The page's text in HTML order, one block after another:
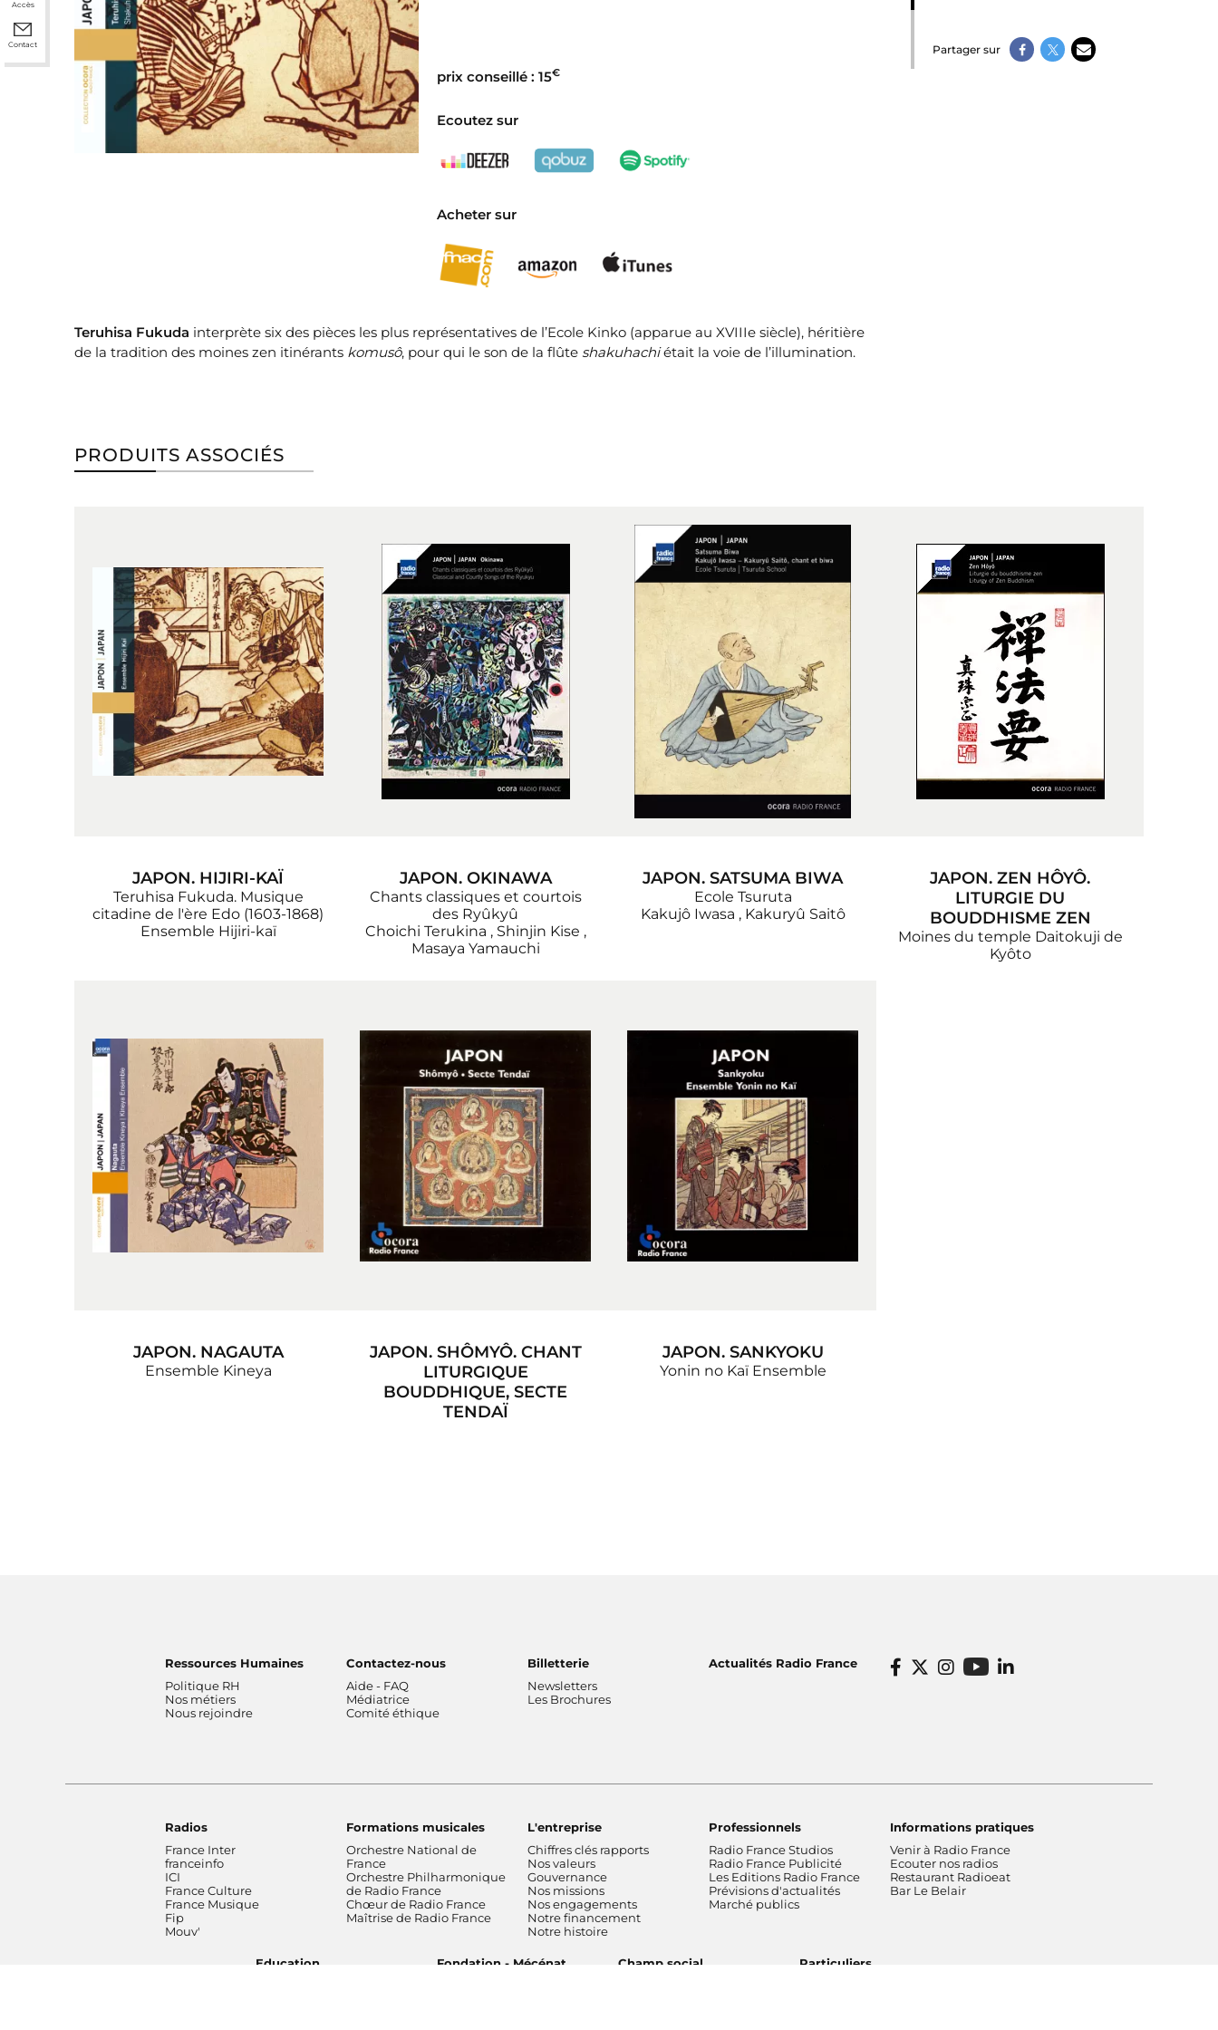
Accès
Contact Partager sur
prix conseillé : 15€
Ecoutez sur
Acheter sur
Teruhisa Fukuda interprète six des pièces les plus représentatives de l’Ecole Kinko (apparue au XVIIIe siècle), héritière
de la tradition des moines zen itinérants komusô, pour qui le son de la flûte shakuhachiétait la voie de l’illumination.
PRODUITS ASSOCIÉS
JAPON. HIJIRI-KAÏ
Teruhisa Fukuda. Musique
citadine de l'ère Edo (1603-1868)
Ensemble Hijiri-kaï
JAPON. OKINAWA
Chants classiques et courtois
des Ryûkyû
Choichi Terukina , Shinjin Kise ,
Masaya Yamauchi
JAPON. SATSUMA BIWA
Ecole Tsuruta
Kakujô Iwasa , Kakuryû Saitô
JAPON. ZEN HÔYÔ.
LITURGIE DU
BOUDDHISME ZEN
Moines du temple Daitokuji de
Kyôto
JAPON. NAGAUTA
Ensemble Kineya
JAPON. SHÔMYÔ. CHANT
LITURGIQUE
BOUDDHIQUE, SECTE
TENDAÏ
JAPON. SANKYOKU
Yonin no Kaï Ensemble
Ressources Humaines
Politique RH
Nos métiers
Nous rejoindre
Contactez-nous
Aide - FAQ
Médiatrice
Comité éthique
Billetterie
Newsletters
Les Brochures
Actualités Radio France
Radios
France Inter
franceinfo
ICI
France Culture
France Musique
Fip
Mouv'
Formations musicales
Orchestre National de
France
Orchestre Philharmonique
de Radio France
Chœur de Radio France
Maîtrise de Radio France
L'entreprise
Chiffres clés rapports
Nos valeurs
Gouvernance
Nos missions
Nos engagements
Notre financement
Notre histoire
Professionnels
Radio France Studios
Radio France Publicité
Les Editions Radio France
Prévisions d'actualités
Marché publics
Informations pratiques
Venir à Radio France
Ecouter nos radios
Restaurant Radioeat
Bar Le Belair
Education Fondation - Mécénat Champ social Particuliers